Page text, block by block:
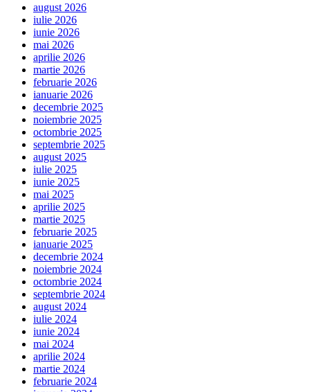
august 2026
iulie 2026
iunie 2026
mai 2026
aprilie 2026
martie 2026
februarie 2026
ianuarie 2026
decembrie 2025
noiembrie 2025
octombrie 2025
septembrie 2025
august 2025
iulie 2025
iunie 2025
mai 2025
aprilie 2025
martie 2025
februarie 2025
ianuarie 2025
decembrie 2024
noiembrie 2024
octombrie 2024
septembrie 2024
august 2024
iulie 2024
iunie 2024
mai 2024
aprilie 2024
martie 2024
februarie 2024